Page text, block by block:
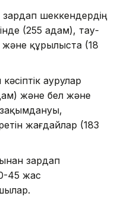
шеккендердің
(255 адам), тау-
және құрылыста (18
аурулар
және бел және
жағдайлар (183
зардап
45 жас